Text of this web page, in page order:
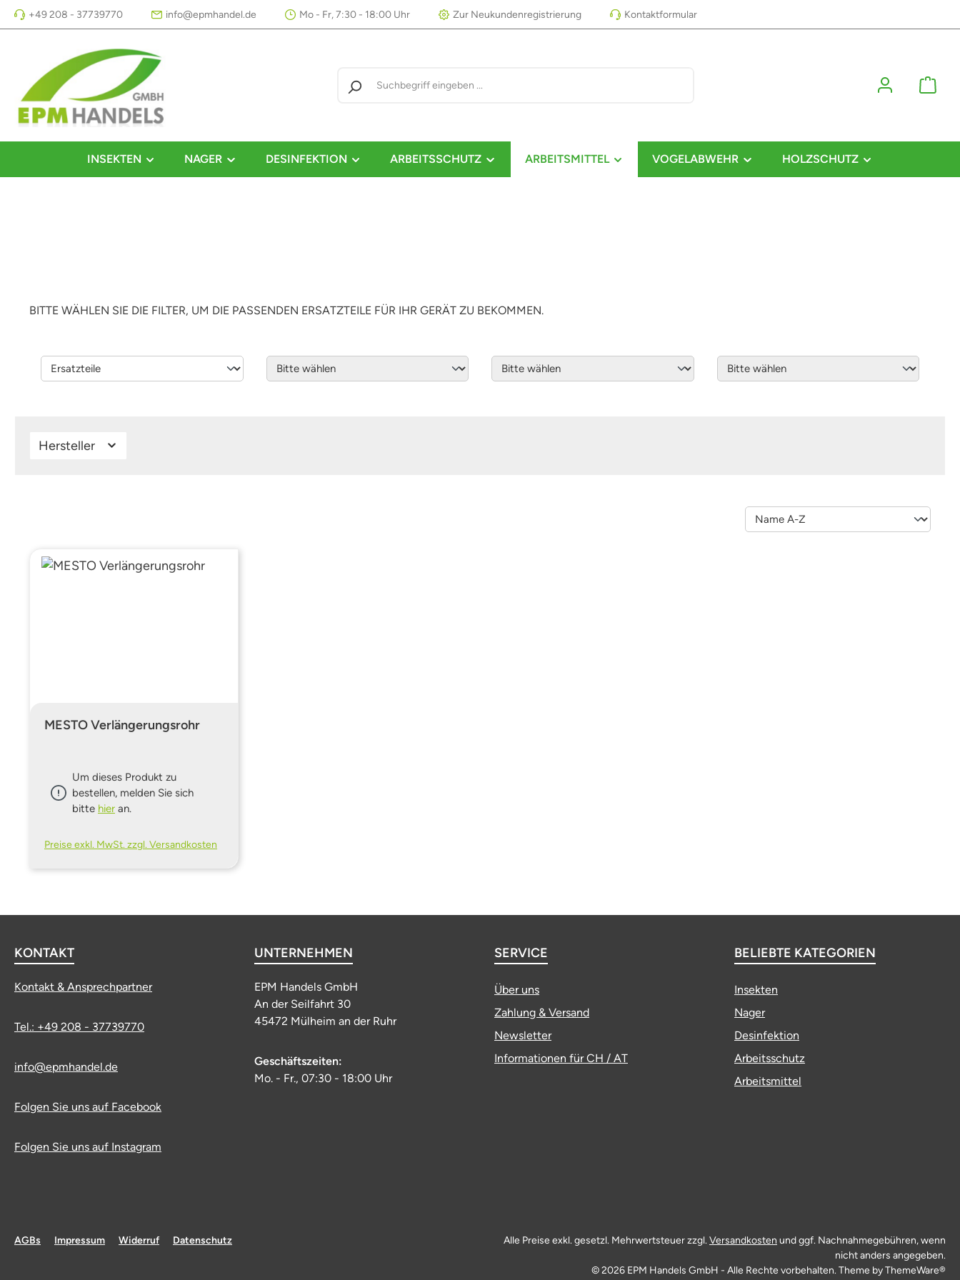
Hauptinhalt springen
Zur Suche springen
Zur Hauptnavigation springen
+49 208 - 37739770 info@epmhandel.de Mo - Fr, 7:30 - 18:00 Uhr Zur Neukundenregistrierung Kontaktformular
INSEKTEN NAGER DESINFEKTION ARBEITSSCHUTZ ARBEITSMITTEL VOGELABWEHR HOLZSCHUTZ
BITTE WÄHLEN SIE DIE FILTER, UM DIE PASSENDEN ERSATZTEILE FÜR IHR GERÄT ZU BEKOMMEN.
Hersteller
MESTO Verlängerungsrohr
Um dieses Produkt zu
bestellen, melden Sie sich
bitte hier an.
Preise exkl. MwSt. zzgl. Versandkosten
KONTAKT
Kontakt & Ansprechpartner
Tel.: +49 208 - 37739770
info@epmhandel.de
Folgen Sie uns auf Facebook
Folgen Sie uns auf Instagram
UNTERNEHMEN
EPM Handels GmbH
An der Seilfahrt 30
45472 Mülheim an der Ruhr
Geschäftszeiten:
Mo. - Fr., 07:30 - 18:00 Uhr
SERVICE
Über uns
Zahlung & Versand
Newsletter
Informationen für CH / AT
BELIEBTE KATEGORIEN
Insekten
Nager
Desinfektion
Arbeitsschutz
Arbeitsmittel
AGBs Impressum Widerruf Datenschutz Alle Preise exkl. gesetzl. Mehrwertsteuer zzgl. Versandkosten und ggf. Nachnahmegebühren, wenn
nicht anders angegeben.
© 2026 EPM Handels GmbH - Alle Rechte vorbehalten. Theme byThemeWare®